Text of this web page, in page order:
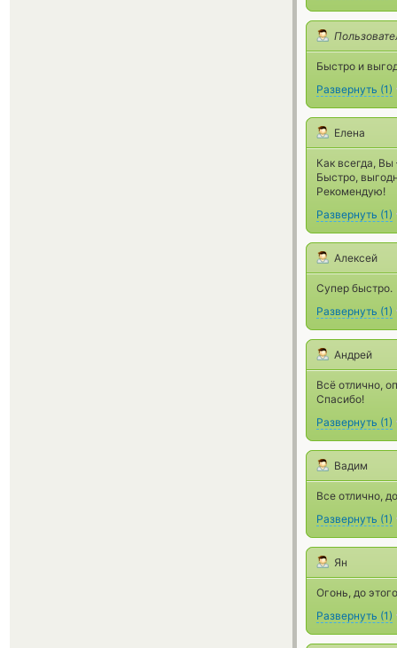
Быстро и
Развернуть (1)
Елена
Как всегда,
Быстро,
Рекомендую!
Развернуть (1)
Алексей
Супер быстро.
Развернуть (1)
Андрей
Всё отлично,
Спасибо!
Развернуть (1)
Вадим
Все отлично,
Развернуть (1)
Ян
Огонь, до
Развернуть (1)